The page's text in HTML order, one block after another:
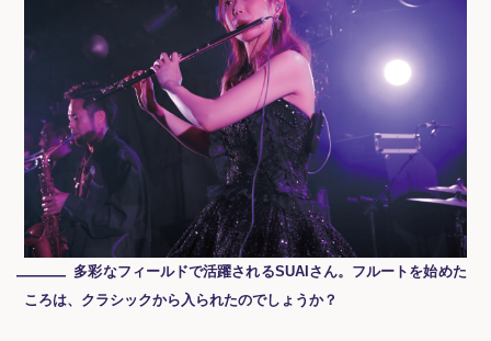
― 多彩なフィールドで活躍されるSUAIさん。フルートを始めた
ころは、クラシックから入られたのでしょうか？